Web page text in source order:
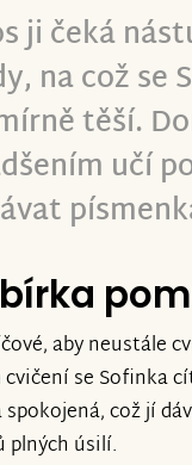
ji čeká
, na což se
těší.
učí
aby neustále
cvičení se Sofinka
což jí
plných úsilí.